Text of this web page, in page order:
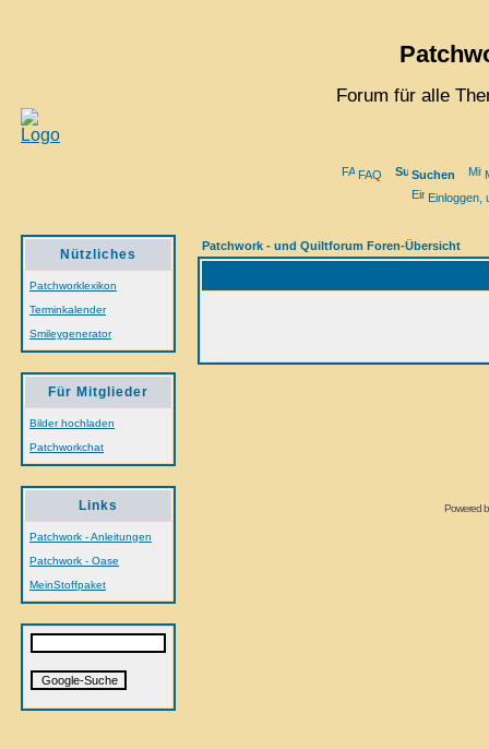
Forum für alle
FAQ Suchen
Einloggen,
Nützliches
Patchworklexikon
Terminkalender
Smileygenerator
Für Mitglieder
Bilder hochladen
Patchworkchat
Links
Patchwork - Anleitungen
Patchwork - Oase
MeinStoffpaket
Patchwork - und Quiltforum Foren-Übersicht
Powered